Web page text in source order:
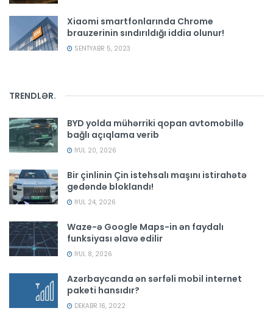
Xiaomi smartfonlarında Chrome
brauzerinin sındırıldığı iddia olunur!
SENTYABR 5, 2023
TRENDLƏR.
BYD yolda mühərriki qopan avtomobillə
bağlı açıqlama verib
İYUL 20, 2026
Bir çinlinin Çin istehsalı maşını istirahətə
gedəndə bloklandı!
İYUL 24, 2026
Waze-ə Google Maps-in ən faydalı
funksiyası əlavə edilir
İYUL 8, 2026
Azərbaycanda ən sərfəli mobil internet
paketi hansıdır?
DEKABR 16, 2022